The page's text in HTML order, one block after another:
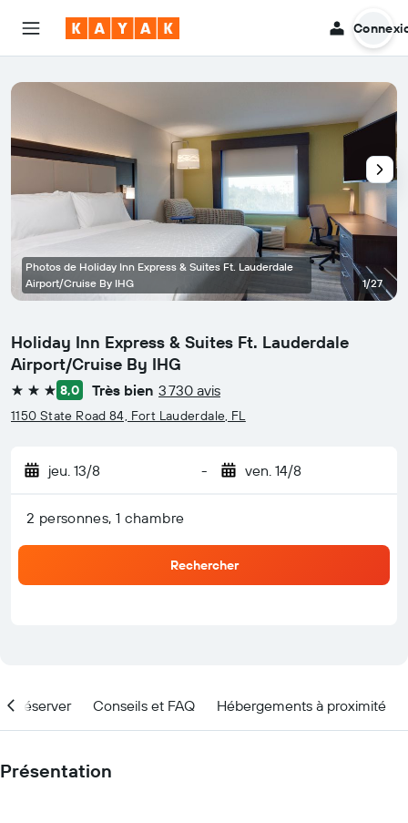
Holiday Inn Express & Suites Ft. Lauderdale
Airport/Cruise By IHG
3 étoiles8,0 Très bien 3 730 avis
1150 State Road 84, Fort Lauderdale, FL
jeu. 13/8 - ven. 14/8
2 personnes, 1 chambre
Rechercher
Photos de Holiday Inn Express & Suites Ft. Lauderdale
Airport/Cruise By IHG
1/27
réserver Conseils et FAQ Hébergements à proximité
Présentation